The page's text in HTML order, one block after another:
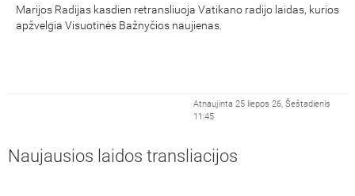
Marijos Radijas kasdien retransliuoja Vatikano radijo laidas, kurios
apžvelgia Visuotinės Bažnyčios naujienas.
Atnaujinta 25 liepos 26, Šeštadienis
11:45
Naujausios laidos transliacijos